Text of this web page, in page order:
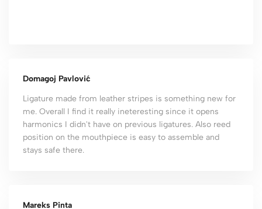
Domagoj Pavlović
Ligature made from leather stripes is something new for
me. Overall I find it really ineteresting since it opens
harmonics I didn't have on previous ligatures. Also reed
position on the mouthpiece is easy to assemble and
stays safe there.
Mareks Pinta